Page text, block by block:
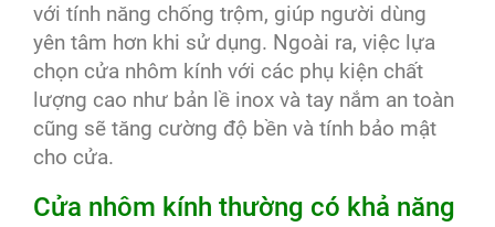
với tính năng chống trộm, giúp người dùng
yên tâm hơn khi sử dụng. Ngoài ra, việc lựa
chọn cửa nhôm kính với các phụ kiện chất
lượng cao như bản lề inox và tay nắm an toàn
cũng sẽ tăng cường độ bền và tính bảo mật
cho cửa.
Cửa nhôm kính thường có khả năng